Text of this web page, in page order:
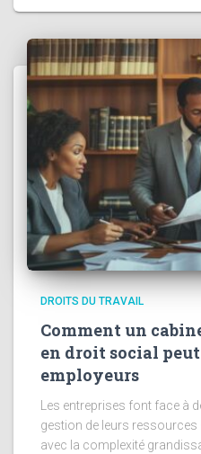
DROITS DU TRAVAIL
Comment un
en droit social
employeurs
Les entreprises font face à
gestion de leurs
avec la complexité